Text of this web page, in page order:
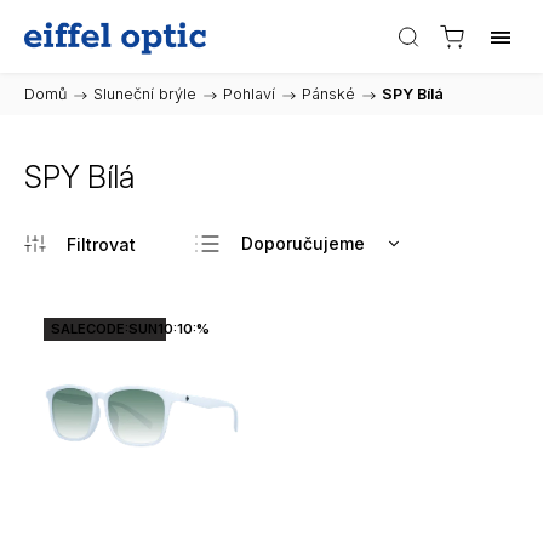
Domů / Sluneční brýle / Pohlaví / Pánské / SPY Bílá
SPY Bílá
Doporučujeme
SALECODE:SUN10:10:%